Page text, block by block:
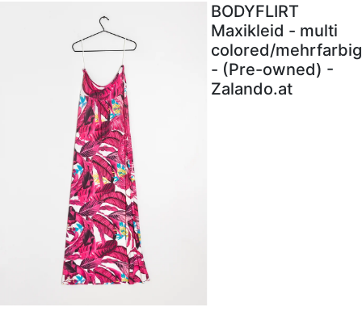
BODYFLIRT
Maxikleid - multi
colored/mehrfarbig
- (Pre-owned) -
Zalando.at